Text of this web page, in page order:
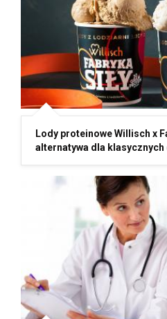
Lody proteinowe Willisch x
alternatywa dla klasycznych